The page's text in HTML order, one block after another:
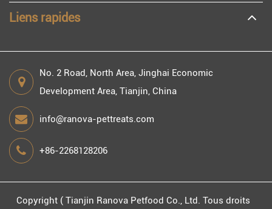
Liens rapides
No. 2 Road, North Area, Jinghai Economic
Development Area, Tianjin, China
info@ranova-pettreats.com
+86-2268128206
Copyright (Tianjin Ranova Petfood Co., Ltd. Tous droits